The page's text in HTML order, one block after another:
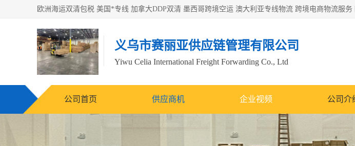
义乌市赛丽亚供应链管理有限公司
Yiwu Celia International Freight Forwarding Co., Ltd
公司首页 供应商机 企业视频 公司介